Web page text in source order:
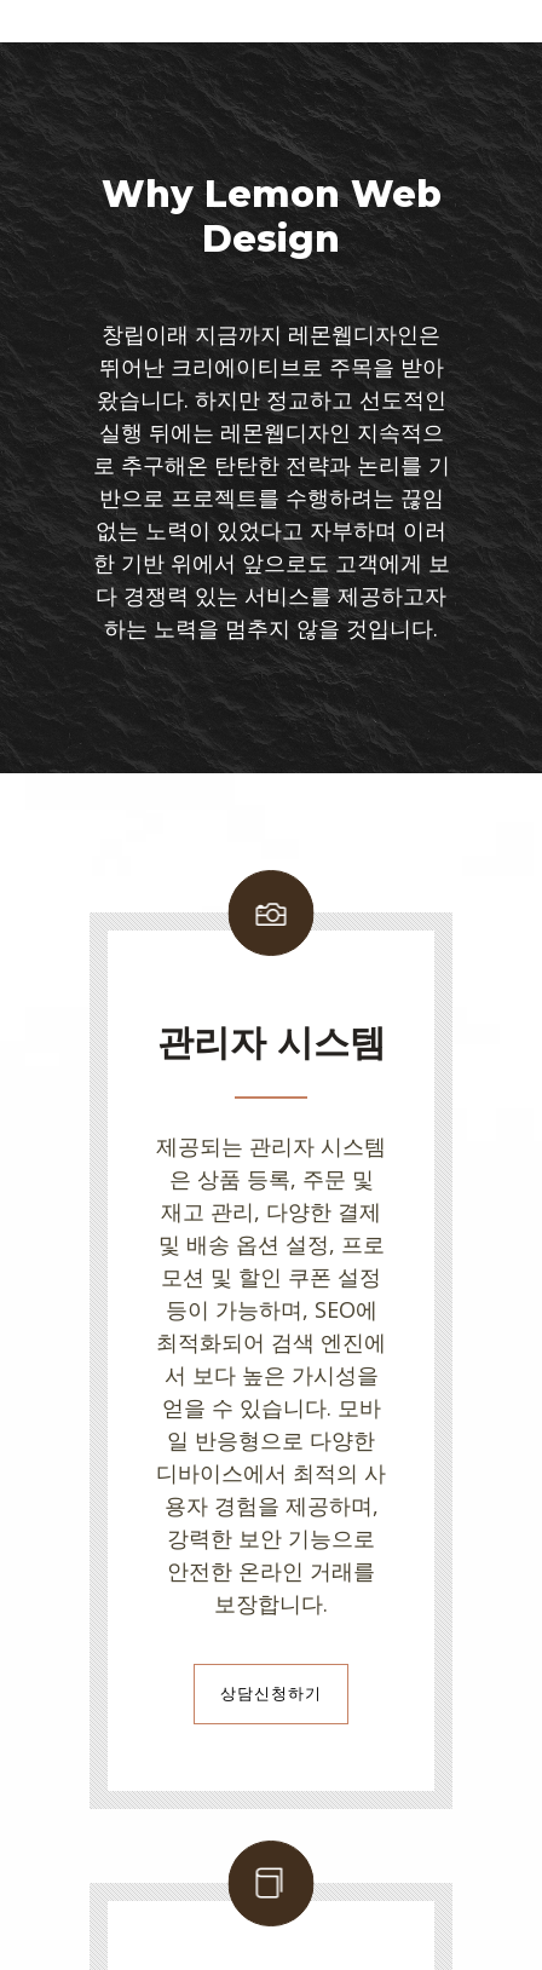
Why Lemon Web
Design
창립이래 지금까지 레몬웹디자인은
뛰어난 크리에이티브로 주목을 받아
왔습니다. 하지만 정교하고 선도적인
실행 뒤에는 레몬웹디자인 지속적으
로 추구해온 탄탄한 전략과 논리를 기
반으로 프로젝트를 수행하려는 끊임
없는 노력이 있었다고 자부하며 이러
한 기반 위에서 앞으로도 고객에게 보
다 경쟁력 있는 서비스를 제공하고자
하는 노력을 멈추지 않을 것입니다.
관리자 시스템
제공되는 관리자 시스템
은 상품 등록, 주문 및
재고 관리, 다양한 결제
및 배송 옵션 설정, 프로
모션 및 할인 쿠폰 설정
등이 가능하며, SEO에
최적화되어 검색 엔진에
서 보다 높은 가시성을
얻을 수 있습니다. 모바
일 반응형으로 다양한
디바이스에서 최적의 사
용자 경험을 제공하며,
강력한 보안 기능으로
안전한 온라인 거래를
보장합니다.
상담신청하기